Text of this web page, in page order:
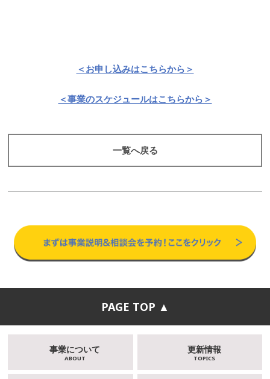
＜お申し込みはこちらから＞
＜事業のスケジュールはこちらから＞
一覧へ戻る
PAGE TOP ▲
事業について
ABOUT
更新情報
TOPICS